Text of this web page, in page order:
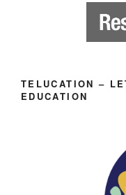
TELUCATION –
EDUCATION